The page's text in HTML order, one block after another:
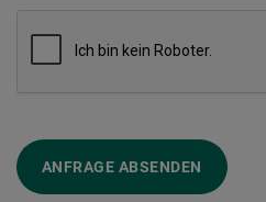
ANFRAGE ABSENDEN